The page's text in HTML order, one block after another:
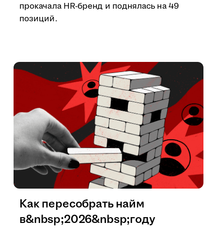
прокачала HR-бренд и поднялась на 49
позиций.
Как пересобрать найм
в&nbsp;2026&nbsp;году